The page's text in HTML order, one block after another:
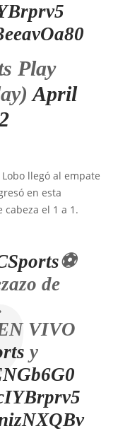
Play
April
llegó al empate
en esta
el 1 a 1.
⚽
de
VIVO
y